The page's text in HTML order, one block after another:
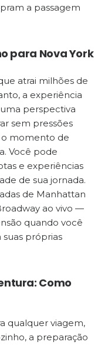
a passagem
para Nova York
atrai milhões de
a experiência
perspectiva
sem pressões
o momento de
Você pode
e experiências
de sua jornada.
de Manhattan
ao vivo —
quando você
próprias
Como
qualquer viagem,
a preparação